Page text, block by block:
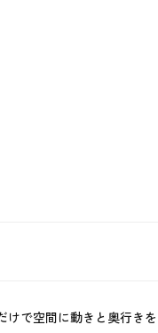
けで空間に動きと奥行き